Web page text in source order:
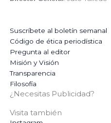
Suscríbete al boletín semanal
Código de ética periodística
Pregunta al editor
Misión y Visión
Transparencia
Filosofía
¿Necesitas Publicidad?
Visita también